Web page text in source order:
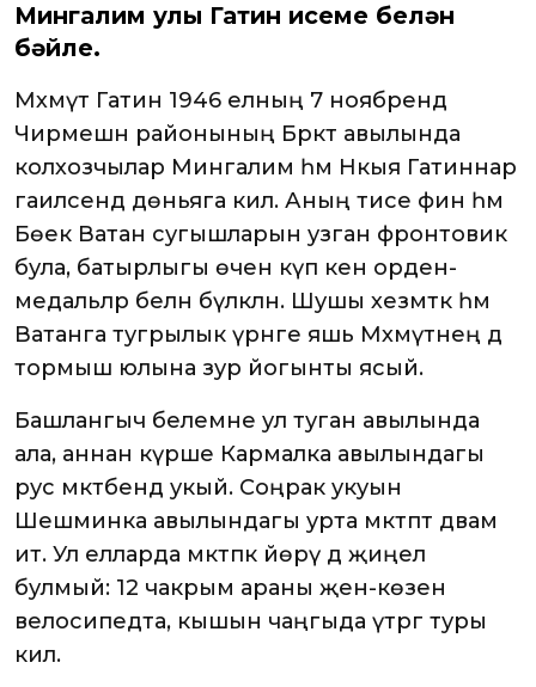
Мингалим улы Гатин исеме белән
бәйле.
Мәхмүт Гатин 1946 елның 7 ноябрендә
Чирмешән районының Бәркәтә авылында
колхозчылар Мингалим һәм Нәкыя Гатиннар
гаиләсендә дөньяга килә. Аның әтисе фин һәм
Бөек Ватан сугышларын узган фронтовик
була, батырлыгы өчен күп кенә орден-
медальләр белән бүләкләнә. Шушы хезмәткә һәм
Ватанга тугрылык үрнәге яшь Мәхмүтнең дә
тормыш юлына зур йогынты ясый.
Башлангыч белемне ул туган авылында
ала, аннан күрше Кармалка авылындагы
рус мәктәбендә укый. Соңрак укуын
Шешминка авылындагы урта мәктәптә дәвам
итә. Ул елларда мәктәпкә йөрү дә җиңел
булмый: 12 чакрым араны җәен-көзен
велосипедта, кышын чаңгыда үтәргә туры
килә.